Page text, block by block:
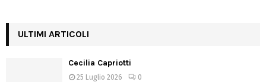
ULTIMI ARTICOLI
Cecilia Capriotti
25 Luglio 2026 0